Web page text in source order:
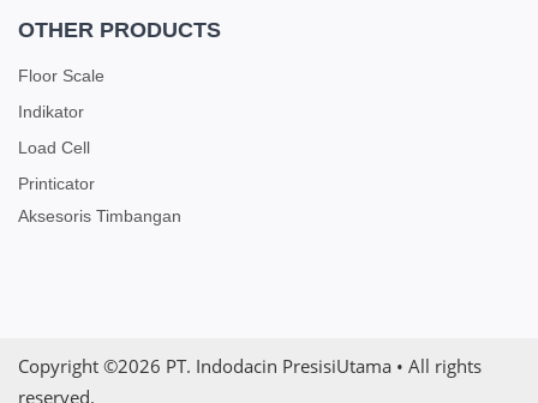
OTHER PRODUCTS
Floor Scale
Indikator
Load Cell
Printicator
Aksesoris Timbangan
Copyright ©2026 PT. Indodacin PresisiUtama • All rights
reserved.